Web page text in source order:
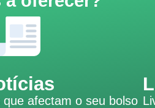
afectam o seu bolso